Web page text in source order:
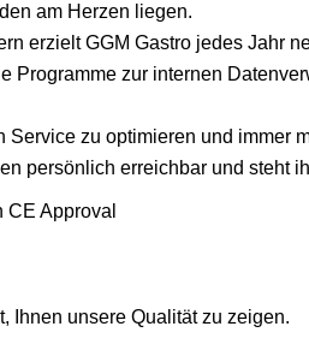
am Herzen liegen.
erzielt GGM Gastro jedes Jahr
Programme zur internen
zu optimieren und immer
persönlich erreichbar und steht
Ihnen unsere Qualität zu zeigen.